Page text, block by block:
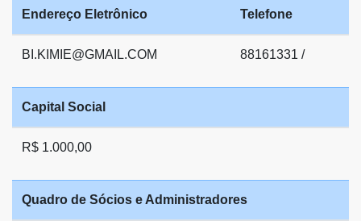
Endereço Eletrônico Telefone
BI.KIMIE@GMAIL.COM 88161331 /
Capital Social
R$ 1.000,00
Quadro de Sócios e Administradores